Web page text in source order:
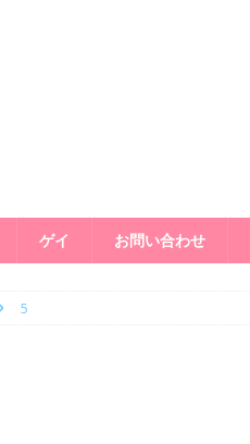
ゲイ お問い合わせ
5